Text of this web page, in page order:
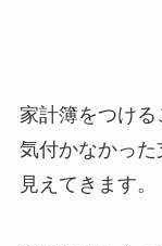
家計簿をつける
気付かなかった
見えてきます。